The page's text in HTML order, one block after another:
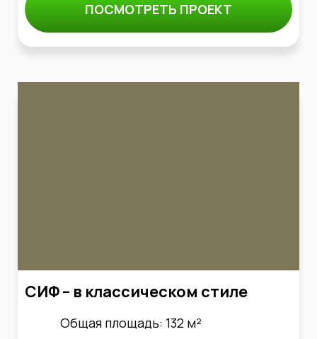
ПОСМОТРЕТЬ ПРОЕКТ
СИФ – в классическом стиле
Общая площадь: 132 м²